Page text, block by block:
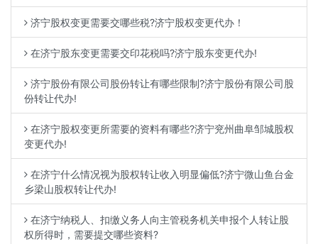
济宁股权变更需要交哪些税?济宁股权变更代办！
在济宁股东变更需要交印花税吗?济宁股东变更代办!
济宁股份有限公司股份转让有哪些限制?济宁股份有限公司股
份转让代办!
在济宁股权变更所需要的资料有哪些?济宁兖州曲阜邹城股权
变更代办!
在济宁什么情况视为股权转让收入明显偏低?济宁微山鱼台金
乡梁山股权转让代办!
在济宁纳税人、扣缴义务人向主管税务机关申报个人转让股
权所得时，需要提交哪些资料?